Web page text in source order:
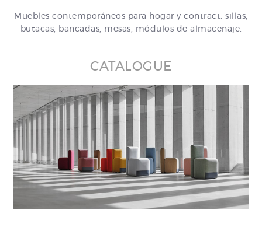
Muebles contemporáneos para hogar y contract: sillas,
butacas, bancadas, mesas, módulos de almacenaje.
CATALOGUE